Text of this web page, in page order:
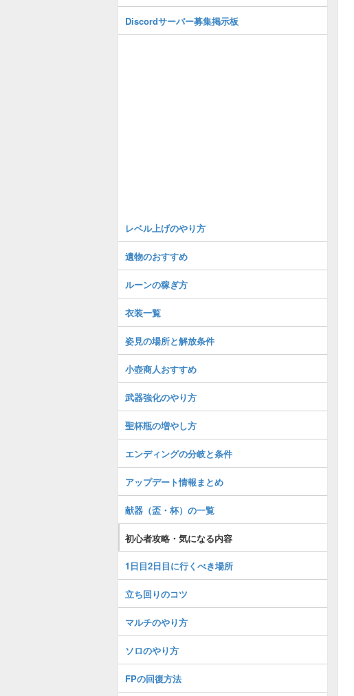
Discordサーバー募集掲示板
レベル上げのやり方
遺物のおすすめ
ルーンの稼ぎ方
衣装一覧
姿見の場所と解放条件
小壺商人おすすめ
武器強化のやり方
聖杯瓶の増やし方
エンディングの分岐と条件
アップデート情報まとめ
献器（盃・杯）の一覧
初心者攻略・気になる内容
1日目2日目に行くべき場所
立ち回りのコツ
マルチのやり方
ソロのやり方
FPの回復方法